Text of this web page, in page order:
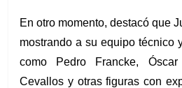
En otro momento, destacó que
mostrando a su equipo técnico
como Pedro Francke, Óscar
Cevallos y otras figuras con